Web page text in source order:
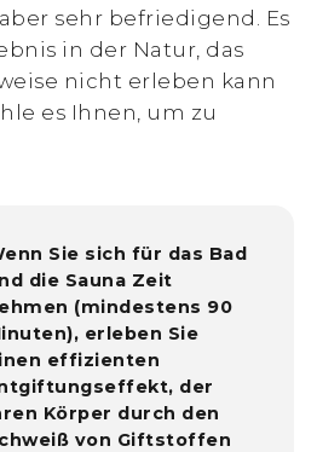
sehr befriedigend. Es
in der Natur, das
nicht erleben kann
es Ihnen, um zu
Sie sich für das Bad
die Sauna Zeit
(mindestens 90
erleben Sie
effizienten
der
Körper durch den
von Giftstoffen